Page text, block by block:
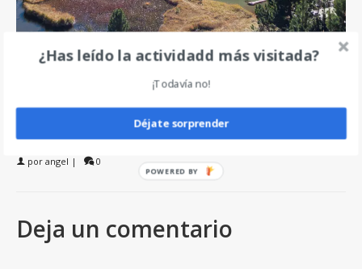
batisielles-
escarpinosa-19
por angel | 0
Deja un comentario
¿Has leído la actividadd más visitada?
¡Todavía no!
Déjate sorprender
POWERED BY